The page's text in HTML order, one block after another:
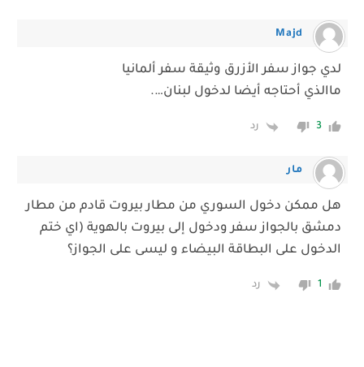
Majd
لدي جواز سفر الأزرق وثيقة سفر ألمانيا
ماالذي أحتاجه أيضا لدخول لبنان….
3 رد
مار
هل ممكن دخول السوري من مطار بيروت قادم من مطار
دمشق بالجواز سفر ودخول إلى بيروت بالهوية (اي ختم
الدخول على البطاقة البيضاء و ليسى على الجواز؟
1 رد